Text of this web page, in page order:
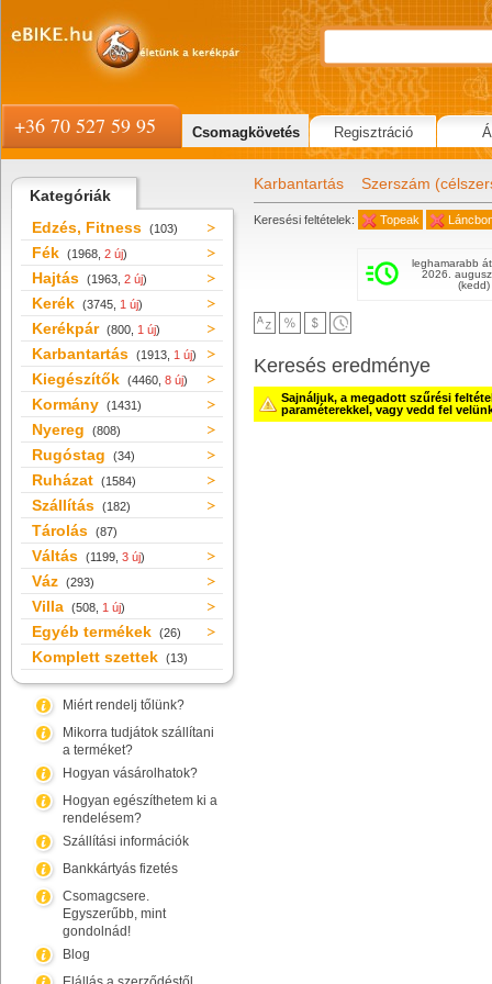
Kategóriák
Edzés, Fitness (103)
Fék (1968, 2 új)
Hajtás (1963, 2 új)
Kerék (3745, 1 új)
Kerékpár (800, 1 új)
Karbantartás (1913, 1 új)
Kiegészítők (4460, 8 új)
Kormány (1431)
Nyereg (808)
Rugóstag (34)
Ruházat (1584)
Szállítás (182)
Tárolás (87)
Váltás (1199, 3 új)
Váz (293)
Villa (508, 1 új)
Egyéb termékek (26)
Komplett szettek (13)
Miért rendelj tőlünk?
Mikorra tudjátok szállítani
a terméket?
Hogyan vásárolhatok?
Hogyan egészíthetem ki a
rendelésem?
Szállítási információk
Bankkártyás fizetés
Csomagcsere.
Egyszerűbb, mint
gondolnád!
Blog
Karbantartás Szerszám
Keresési feltételek: Topeak
leghamarabb
2026.
(kedd)
Keresés eredménye
Sajnáljuk, a megadott szűrési
paraméterekkel, vagy vedd fel
+36 70 527 59 95 Csomagkövetés Regisztráció